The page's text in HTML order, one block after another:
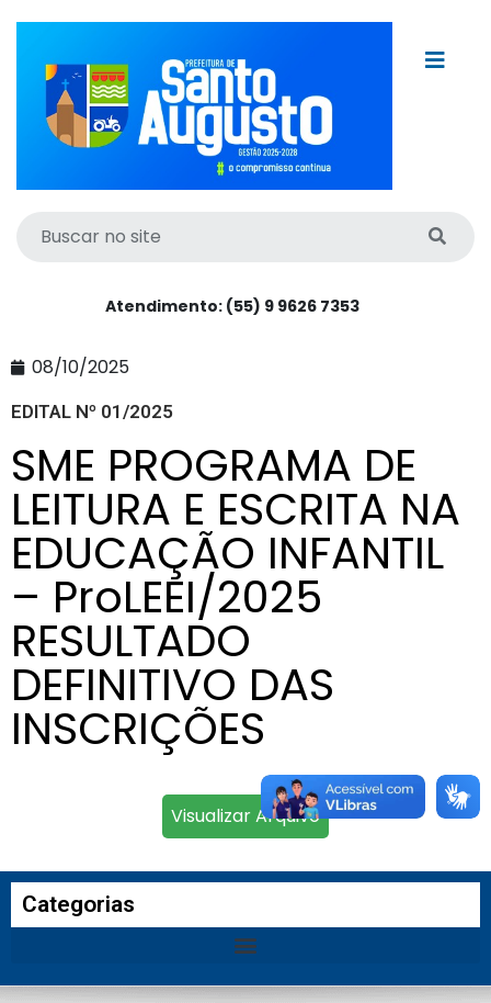
Atendimento: (55) 9 9626 7353
08/10/2025
EDITAL Nº 01/2025
SME PROGRAMA DE
LEITURA E ESCRITA NA
EDUCAÇÃO INFANTIL
– ProLEEI/2025
RESULTADO
DEFINITIVO DAS
INSCRIÇÕES
Visualizar Arquivo
Categorias